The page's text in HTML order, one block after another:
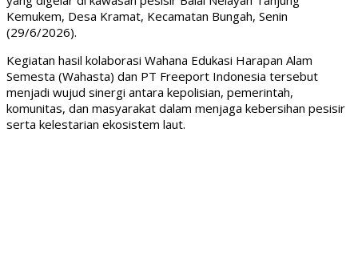
Kemukem, Desa Kramat, Kecamatan Bungah, Senin
(29/6/2026).
Kegiatan hasil kolaborasi Wahana Edukasi Harapan Alam
Semesta (Wahasta) dan PT Freeport Indonesia tersebut
menjadi wujud sinergi antara kepolisian, pemerintah,
komunitas, dan masyarakat dalam menjaga kebersihan pesisir
serta kelestarian ekosistem laut.